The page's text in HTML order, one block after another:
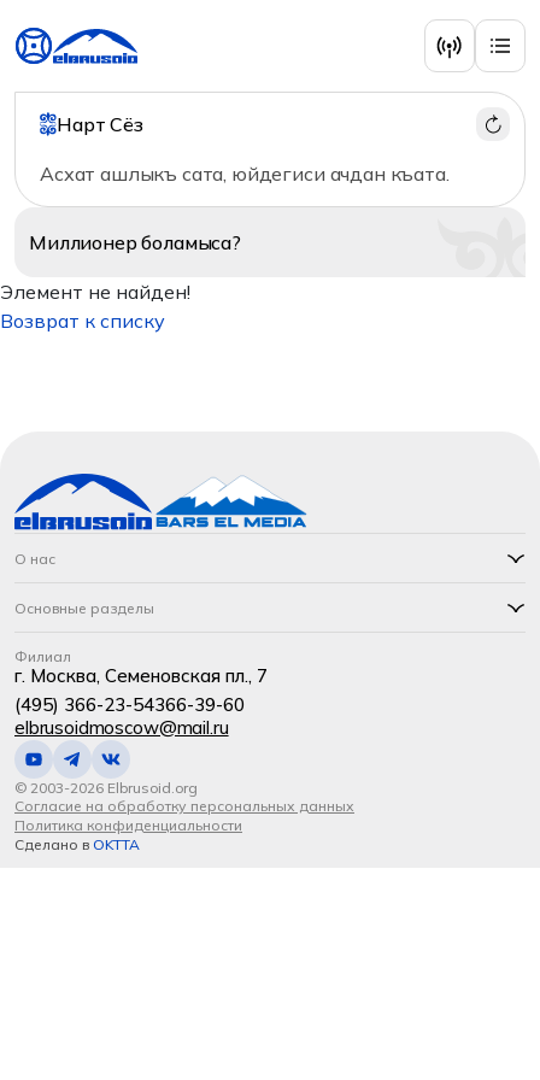
Нарт Сёз
Асхат ашлыкъ сата, юйдегиси ачдан къата.
Миллионерболамыса?
Элемент не найден!
Возврат к списку
О нас
Основные разделы
Филиал
г. Москва, Семеновская пл., 7
(495) 366-23-54366-39-60
elbrusoidmoscow@mail.ru
© 2003-2026 Elbrusoid.org
Согласие на обработку персональных данных
Политика конфиденциальности
Сделано в OKTTA